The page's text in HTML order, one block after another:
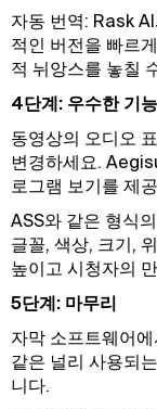
자동 번역: Rask
적인 버전을 빠르
적 뉘앙스를 놓칠
4단계: 우수한 기
동영상의 오디오
변경하세요.
로그램 보기를 제
ASS와 같은 형식
글꼴, 색상, 크기,
높이고 시청자의
5단계: 마무리
자막 소프트웨어
같은 널리 사용되
니다.